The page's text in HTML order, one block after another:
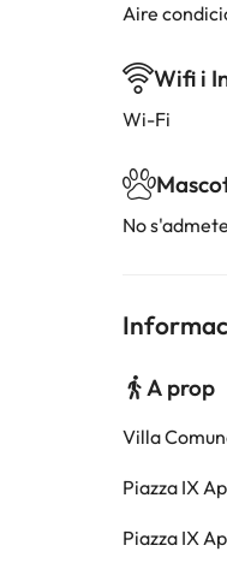
Aire
Wifi i
Wi-Fi
No
A prop
Villa
Piazza IX
Piazza IX